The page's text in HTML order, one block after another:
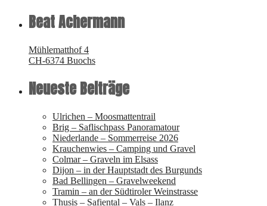
Beat Achermann
Mühlematthof 4
CH-6374 Buochs
Neueste Beiträge
Ulrichen – Moosmattentrail
Brig – Saflischpass Panoramatour
Niederlande – Sommerreise 2026
Krauchenwies – Camping und Gravel
Colmar – Graveln im Elsass
Dijon – in der Hauptstadt des Burgunds
Bad Bellingen – Gravelweekend
Tramin – an der Südtiroler Weinstrasse
Thusis – Safiental – Vals – Ilanz